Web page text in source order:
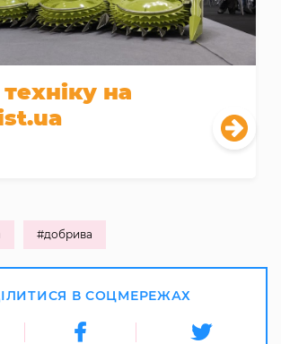
на
#добрива
В СОЦМЕРЕЖАХ